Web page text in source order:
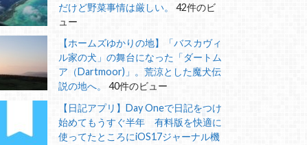
だけど野菜事情は厳しい。
42件のビ
ュー
【ホームズゆかりの地】「バスカヴィ
ル家の犬」の舞台になった「ダートム
ア（Dartmoor)」。荒涼とした魔犬伝
説の地へ。
40件のビュー
【日記アプリ】Day Oneで日記をつけ
始めてもうすぐ半年 有料版を快適に
使ってたところにiOS17ジャーナル機